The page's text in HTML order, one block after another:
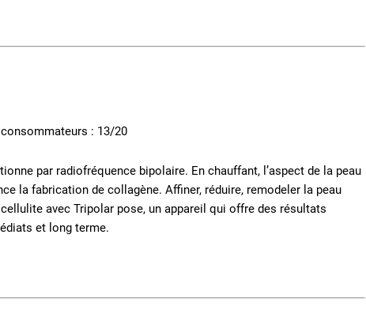
: 13/20
par radiofréquence bipolaire. En chauffant, l’aspect de la peau
la fabrication de collagène. Affiner, réduire, remodeler la peau
cellulite avec Tripolar pose, un appareil qui offre des résultats
et long terme.